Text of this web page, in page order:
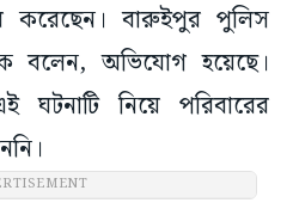
করেছেন। বারুইপুর পুলিস
বলেন, অভিযোগ হয়েছে।
নিয়ে পরিবারের